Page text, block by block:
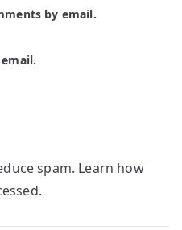
by email.
spam. Learn how